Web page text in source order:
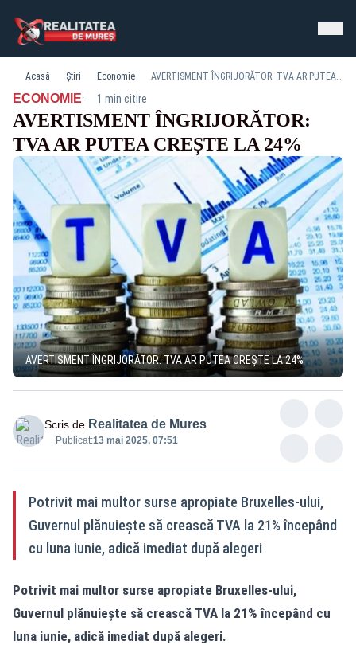
Acasă Știri Economie AVERTISMENT ÎNGRIJORĂTOR: TVA AR PUTEA CREȘTE LA 24%
ECONOMIE· 1 min citire
AVERTISMENT ÎNGRIJORĂTOR:
TVA AR PUTEA CREȘTE LA 24%
AVERTISMENT ÎNGRIJORĂTOR: TVA AR PUTEA CREȘTE LA 24%
Scris de Realitatea de Mures
Publicat:13 mai 2025, 07:51
Potrivit mai multor surse apropiate Bruxelles-ului,
Guvernul plănuiește să crească TVA la 21% începând
cu luna iunie, adică imediat după alegeri
Potrivit mai multor surse apropiate Bruxelles-ului,
Guvernul plănuiește să crească TVA la 21% începând cu
luna iunie, adică imediat după alegeri.